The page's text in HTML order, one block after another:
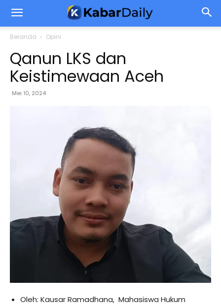
Beranda Opini
Qanun LKS dan
Keistimewaan Aceh
Mei 10, 2024
Oleh: Kausar Ramadhana, Mahasiswa Hukum